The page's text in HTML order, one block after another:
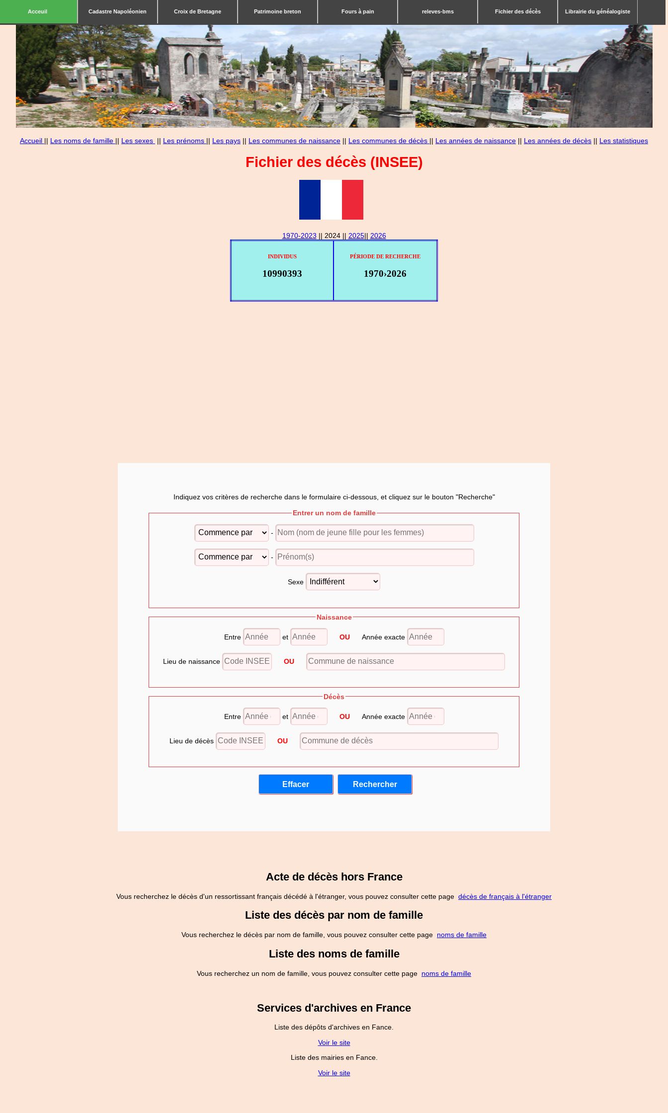
Acceuil Cadastre Napoléonien Croix de Bretagne Patrimoine breton Fours à pain releves-bms Fichier des décès Librairie du généalogiste
Accueil || Les noms de famille || Les sexes || Les prénoms || Les pays || Les communes de naissance || Les communes de décès || Les années de naissance || Les années de décès || Les statistiques
Fichier des décès (INSEE)
1970-2023 || 2024 || 2025|| 2026
INDIVIDUS
10990393
PÉRIODE DE RECHERCHE
1970›2026
Indiquez vos critères de recherche dans le formulaire ci-dessous, et cliquez sur le bouton "Recherche"
Entrer un nom de famille
-
-
Sexe
Naissance
Entre et OU Année exacte
Lieu de naissance OU
Décès
Entre et OU Année exacte
Lieu de décès OU
Acte de décès hors France
Vous recherchez le décès d'un ressortissant français décédé à l'étranger, vous pouvez consulter cette page décès de français à l'étranger
Liste des décès par nom de famille
Vous recherchez le décès par nom de famille, vous pouvez consulter cette page noms de famille
Liste des noms de famille
Vous recherchez un nom de famille, vous pouvez consulter cette page noms de famille
Services d'archives en France
Liste des dépôts d'archives en Fance.
Voir le site
Liste des mairies en Fance.
Voir le site